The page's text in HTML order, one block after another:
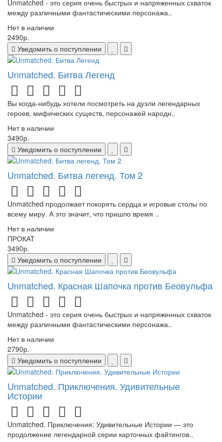
Unmatched - это серия очень быстрых и напряженных схваток
между различными фантастическими персонажа..
Нет в наличии
2490р.
Уведомить о поступлении
Unmatched. Битва Легенд
Вы когда-нибудь хотели посмотреть на дуэли легендарных
героев, мифических существ, персонажей народн..
Нет в наличии
3490р.
Уведомить о поступлении
Unmatched. Битва легенд. Том 2
Unmatched продолжает покорять сердца и игровые столы по
всему миру. А это значит, что пришло время ..
Нет в наличии
ПРОКАТ
3490р.
Уведомить о поступлении
Unmatched. Красная Шапочка против Беовульфа
Unmatched - это серия очень быстрых и напряженных схваток
между различными фантастическими персонажа..
Нет в наличии
2790р.
Уведомить о поступлении
Unmatched. Приключения. Удивительные
Истории
Unmatched. Приключения: Удивительные Истории — это
продолжение легендарной серии карточных файтингов..